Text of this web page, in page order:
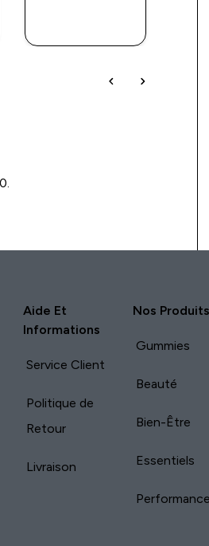
Aide Et
Informations
Service Client
Politique de
Retour
Livraison
Nos Produits
Gummies
Beauté
Bien-Être
Essentiels